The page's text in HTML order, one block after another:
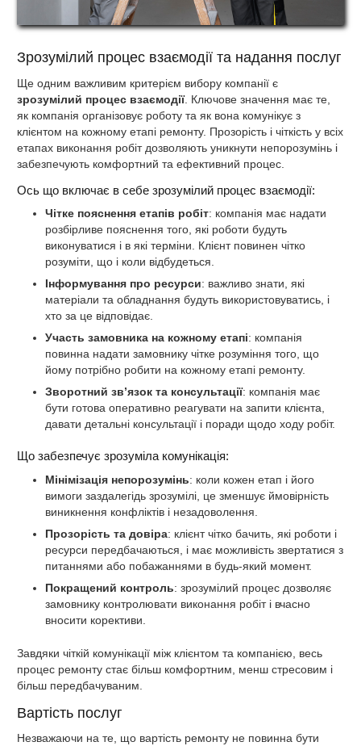
Зрозумілий процес взаємодії та надання послуг
Ще одним важливим критерієм вибору компанії є
зрозумілий процес взаємодії. Ключове значення має те,
як компанія організовує роботу та як вона комунікує з
клієнтом на кожному етапі ремонту. Прозорість і чіткість у всіх
етапах виконання робіт дозволяють уникнути непорозумінь і
забезпечують комфортний та ефективний процес.
Ось що включає в себе зрозумілий процес взаємодії:
Чітке пояснення етапів робіт: компанія має надати
розбірливе пояснення того, які роботи будуть
виконуватися і в які терміни. Клієнт повинен чітко
розуміти, що і коли відбудеться.
Інформування про ресурси: важливо знати, які
матеріали та обладнання будуть використовуватись, і
хто за це відповідає.
Участь замовника на кожному етапі: компанія
повинна надати замовнику чітке розуміння того, що
йому потрібно робити на кожному етапі ремонту.
Зворотний зв’язок та консультації: компанія має
бути готова оперативно реагувати на запити клієнта,
давати детальні консультації і поради щодо ходу робіт.
Що забезпечує зрозуміла комунікація:
Мінімізація непорозумінь: коли кожен етап і його
вимоги заздалегідь зрозумілі, це зменшує ймовірність
виникнення конфліктів і незадоволення.
Прозорість та довіра: клієнт чітко бачить, які роботи і
ресурси передбачаються, і має можливість звертатися з
питаннями або побажаннями в будь-який момент.
Покращений контроль: зрозумілий процес дозволяє
замовнику контролювати виконання робіт і вчасно
вносити корективи.
Завдяки чіткій комунікації між клієнтом та компанією, весь
процес ремонту стає більш комфортним, менш стресовим і
більш передбачуваним.
Вартість послуг
Незважаючи на те, що вартість ремонту не повинна бути